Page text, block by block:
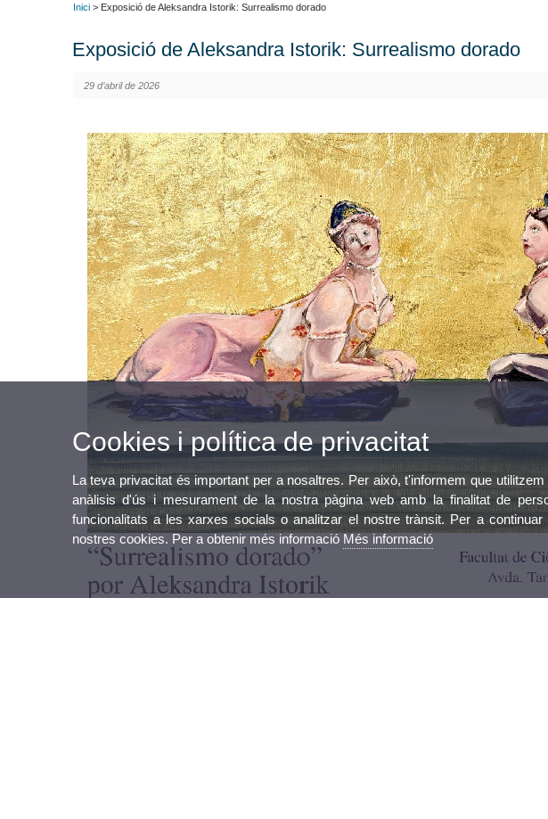
Inici > Exposició de Aleksandra Istorik: Surrealismo dorado
Exposició de Aleksandra Istorik: Surrealismo dorado
29 d’abril de 2026
Cookies i política de privacitat
La teva privacitat és important per a nosaltres. Per això, t'informem que
anàlisis d'ús i mesurament de la nostra pàgina web amb la finalitat de
funcionalitats a les xarxes socials o analitzar el nostre trànsit. Per a
nostres cookies. Per a obtenir més informació Més informació